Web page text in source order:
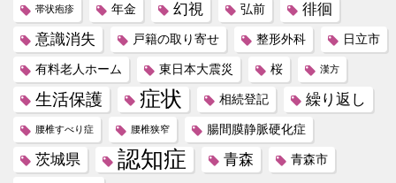
帯状疱疹 年金 幻視 弘前
徘徊
意識消失
戸籍の取り寄せ 整形外科 日立市
有料老人ホーム 東日本大震災 桜 漢方
生活保護 症状 相続登記 繰り返し
腰椎すべり症 腰椎狭窄 腸間膜静脈硬化症
茨城県 認知症 青森 青森市